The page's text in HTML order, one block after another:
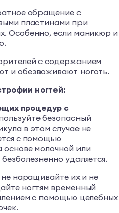
обращение с
пластинами при
Особенно, если маникюр и
с содержанием
и обезвоживают ноготь.
ногтей:
процедур с
безопасный
в этом случае не
с помощью
основе молочной или
удаляется.
наращивайте их и не
ногтям временный
с помощью целебных